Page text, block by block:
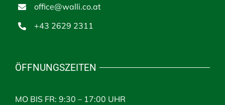
office@walli.co.at
+43 2629 2311
ÖFFNUNGSZEITEN
MO BIS FR: 9:30 – 17:00 UHR